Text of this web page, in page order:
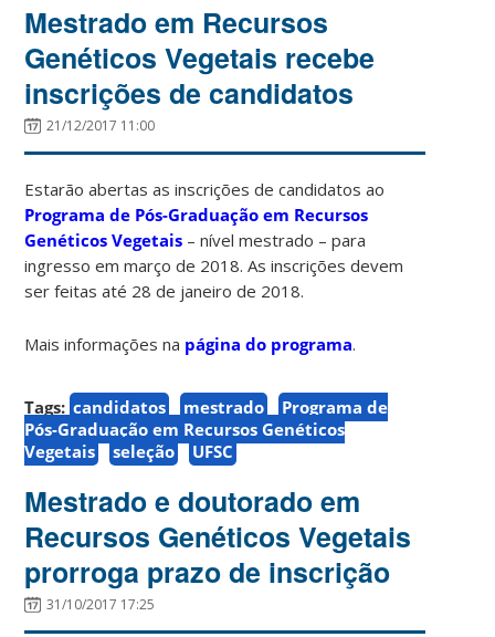
Mestrado em Recursos
Genéticos Vegetais recebe
inscrições de candidatos
21/12/2017 11:00
Estarão abertas as inscrições de candidatos ao
Programa de Pós-Graduação em Recursos
Genéticos Vegetais – nível mestrado – para
ingresso em março de 2018. As inscrições devem
ser feitas até 28 de janeiro de 2018.
Mais informações na página do programa.
Tags: candidatos mestrado
Programa de
Pós-Graduação em Recursos Genéticos
Vegetais
seleção UFSC
Mestrado e doutorado em
Recursos Genéticos Vegetais
prorroga prazo de inscrição
31/10/2017 17:25